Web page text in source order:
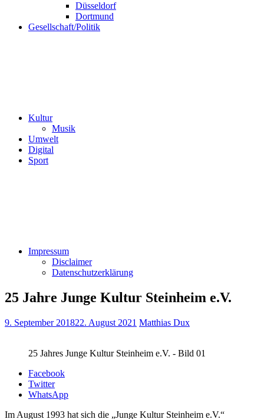
Düsseldorf
Dortmund
Gesellschaft/Politik
Kultur
Musik
Umwelt
Digital
Sport
Impressum
Disclaimer
Datenschutzerklärung
25 Jahre Junge Kultur Steinheim e.V.
9. September 201822. August 2021 Matthias Dux
25 Jahres Junge Kultur Steinheim e.V. - Bild 01
Facebook
Twitter
WhatsApp
Im August 1993 hat sich die „Junge Kultur Steinheim e.V.“